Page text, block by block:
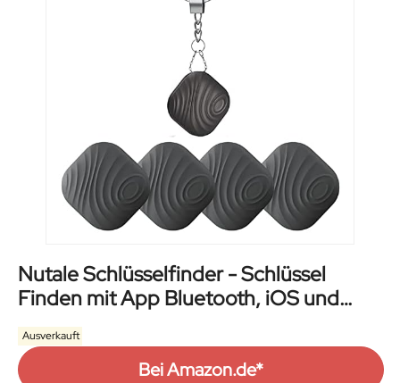
Nutale Schlüsselfinder - Schlüssel
Finden mit App Bluetooth, iOS und
Android Community Suchfunktion,
Item Tracker Support Fernbedienung,
Wallet Tracker, Gute Idee für Ihre
Ausverkauft
Bei Amazon.de*